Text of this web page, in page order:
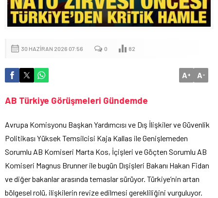
30 HAZIRAN 2026 07:56 0 82
A+ A-
AB Türkiye Görüşmeleri Gündemde
Avrupa Komisyonu Başkan Yardımcısı ve Dış İlişkiler ve Güvenlik
Politikası Yüksek Temsilcisi Kaja Kallas ile Genişlemeden
Sorumlu AB Komiseri Marta Kos, İçişleri ve Göçten Sorumlu AB
Komiseri Magnus Brunner ile bugün Dışişleri Bakanı Hakan Fidan
ve diğer bakanlar arasında temaslar sürüyor. Türkiye’nin artan
bölgesel rolü, ilişkilerin revize edilmesi gerekliliğini vurguluyor.